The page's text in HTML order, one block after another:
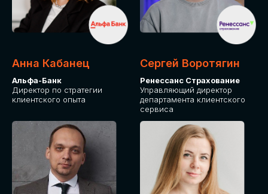
Анна Кабанец
Альфа-Банк
Директор по стратегии
клиентского опыта
Сергей Воротягин
Ренессанс Страхование
Управляющий директор
департамента клиентского
сервиса
СТОИМОСТЬ
УЧАСТИЯ